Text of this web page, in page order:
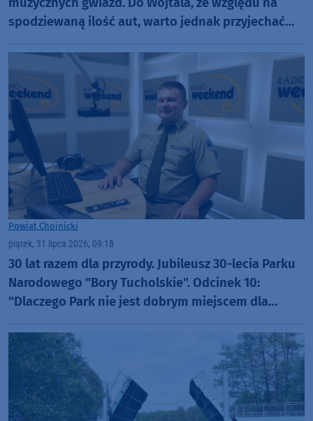
spodziewaną ilość aut, warto jednak przyjechać
Powiat Chojnicki
piątek, 31 lipca 2026, 09:18
30 lat razem dla przyrody. Jubileusz 30-lecia Parku
Narodowego "Bory Tucholskie". Odcinek 10:
"Dlaczego Park nie jest dobrym miejscem dla
(WIDEO)